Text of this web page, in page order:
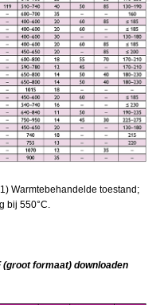
Warmtebehandelde toestand;
bij 550°C.
formaat) downloaden